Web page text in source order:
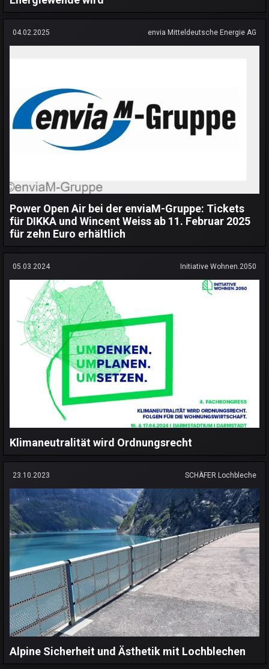
04.02.2025 envia Mitteldeutsche Energie AG
Power Open Air bei der enviaM-Gruppe: Tickets
für DIKKA und Wincent Weiss ab 11. Februar 2025
für zehn Euro erhältlich
05.03.2024 Initiative Wohnen.2050
Klimaneutralität wird Ordnungsrecht
23.10.2023 SCHÄFER Lochbleche
Alpine Sicherheit und Ästhetik mit Lochblechen